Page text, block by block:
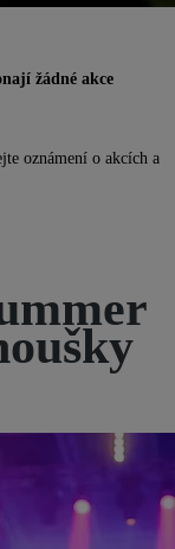
žádné akce
oznámení o akcích a